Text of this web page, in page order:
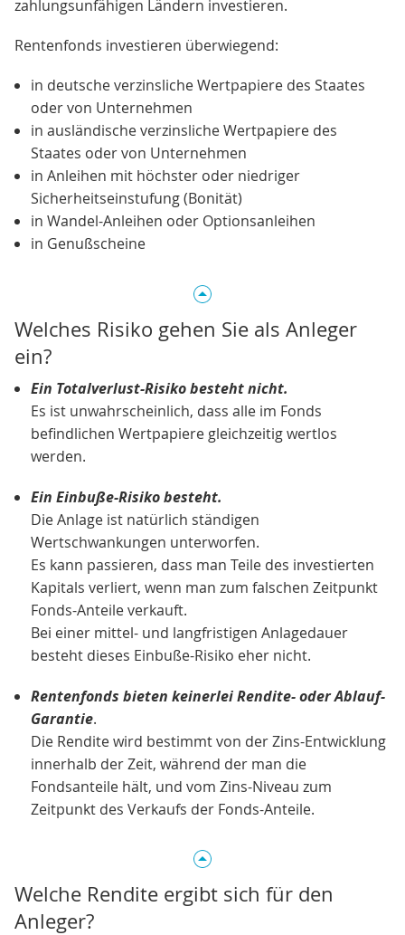
zahlungsunfähigen Ländern investieren.
Rentenfonds investieren überwiegend:
in deutsche verzinsliche Wertpapiere des Staates
oder von Unternehmen
in ausländische verzinsliche Wertpapiere des
Staates oder von Unternehmen
in Anleihen mit höchster oder niedriger
Sicherheitseinstufung (Bonität)
in Wandel-Anleihen oder Optionsanleihen
in Genußscheine
Welches Risiko gehen Sie als Anleger
ein?
Ein Totalverlust-Risiko besteht nicht.
Es ist unwahrscheinlich, dass alle im Fonds
befindlichen Wertpapiere gleichzeitig wertlos
werden.
Ein Einbuße-Risiko besteht.
Die Anlage ist natürlich ständigen
Wertschwankungen unterworfen.
Es kann passieren, dass man Teile des investierten
Kapitals verliert, wenn man zum falschen Zeitpunkt
Fonds-Anteile verkauft.
Bei einer mittel- und langfristigen Anlagedauer
besteht dieses Einbuße-Risiko eher nicht.
Rentenfonds bieten keinerlei Rendite- oder Ablauf-
Garantie.
Die Rendite wird bestimmt von der Zins-Entwicklung
innerhalb der Zeit, während der man die
Fondsanteile hält, und vom Zins-Niveau zum
Zeitpunkt des Verkaufs der Fonds-Anteile.
Welche Rendite ergibt sich für den
Anleger?